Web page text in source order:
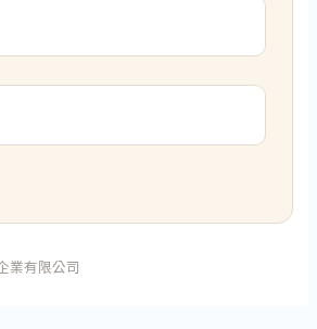
業有限公司